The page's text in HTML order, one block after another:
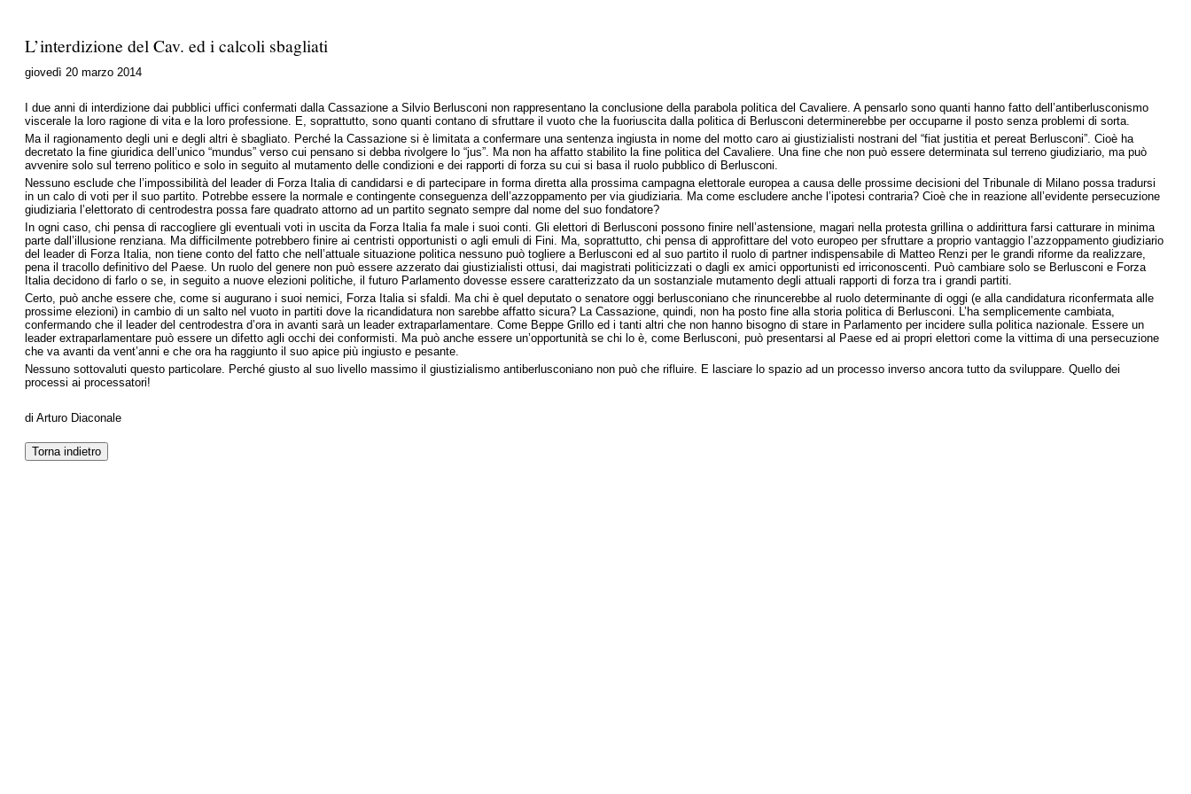
L’interdizione del Cav. ed i calcoli sbagliati
giovedì 20 marzo 2014
I due anni di interdizione dai pubblici uffici confermati dalla Cassazione a Silvio Berlusconi non rappresentano la conclusione della parabola politica del Cavaliere. A pensarlo sono quanti hanno fatto dell’antiberlusconismo
viscerale la loro ragione di vita e la loro professione. E, soprattutto, sono quanti contano di sfruttare il vuoto che la fuoriuscita dalla politica di Berlusconi determinerebbe per occuparne il posto senza problemi di sorta.
Ma il ragionamento degli uni e degli altri è sbagliato. Perché la Cassazione si è limitata a confermare una sentenza ingiusta in nome del motto caro ai giustizialisti nostrani del “fiat justitia et pereat Berlusconi”. Cioè ha
decretato la fine giuridica dell’unico “mundus” verso cui pensano si debba rivolgere lo “jus”. Ma non ha affatto stabilito la fine politica del Cavaliere. Una fine che non può essere determinata sul terreno giudiziario, ma può
avvenire solo sul terreno politico e solo in seguito al mutamento delle condizioni e dei rapporti di forza su cui si basa il ruolo pubblico di Berlusconi.
Nessuno esclude che l’impossibilità del leader di Forza Italia di candidarsi e di partecipare in forma diretta alla prossima campagna elettorale europea a causa delle prossime decisioni del Tribunale di Milano possa tradursi
in un calo di voti per il suo partito. Potrebbe essere la normale e contingente conseguenza dell’azzoppamento per via giudiziaria. Ma come escludere anche l’ipotesi contraria? Cioè che in reazione all’evidente persecuzione
giudiziaria l’elettorato di centrodestra possa fare quadrato attorno ad un partito segnato sempre dal nome del suo fondatore?
In ogni caso, chi pensa di raccogliere gli eventuali voti in uscita da Forza Italia fa male i suoi conti. Gli elettori di Berlusconi possono finire nell’astensione, magari nella protesta grillina o addirittura farsi catturare in minima
parte dall’illusione renziana. Ma difficilmente potrebbero finire ai centristi opportunisti o agli emuli di Fini. Ma, soprattutto, chi pensa di approfittare del voto europeo per sfruttare a proprio vantaggio l’azzoppamento giudiziario
del leader di Forza Italia, non tiene conto del fatto che nell’attuale situazione politica nessuno può togliere a Berlusconi ed al suo partito il ruolo di partner indispensabile di Matteo Renzi per le grandi riforme da realizzare,
pena il tracollo definitivo del Paese. Un ruolo del genere non può essere azzerato dai giustizialisti ottusi, dai magistrati politicizzati o dagli ex amici opportunisti ed irriconoscenti. Può cambiare solo se Berlusconi e Forza
Italia decidono di farlo o se, in seguito a nuove elezioni politiche, il futuro Parlamento dovesse essere caratterizzato da un sostanziale mutamento degli attuali rapporti di forza tra i grandi partiti.
Certo, può anche essere che, come si augurano i suoi nemici, Forza Italia si sfaldi. Ma chi è quel deputato o senatore oggi berlusconiano che rinuncerebbe al ruolo determinante di oggi (e alla candidatura riconfermata alle
prossime elezioni) in cambio di un salto nel vuoto in partiti dove la ricandidatura non sarebbe affatto sicura? La Cassazione, quindi, non ha posto fine alla storia politica di Berlusconi. L’ha semplicemente cambiata,
confermando che il leader del centrodestra d’ora in avanti sarà un leader extraparlamentare. Come Beppe Grillo ed i tanti altri che non hanno bisogno di stare in Parlamento per incidere sulla politica nazionale. Essere un
leader extraparlamentare può essere un difetto agli occhi dei conformisti. Ma può anche essere un’opportunità se chi lo è, come Berlusconi, può presentarsi al Paese ed ai propri elettori come la vittima di una persecuzione
che va avanti da vent’anni e che ora ha raggiunto il suo apice più ingiusto e pesante.
Nessuno sottovaluti questo particolare. Perché giusto al suo livello massimo il giustizialismo antiberlusconiano non può che rifluire. E lasciare lo spazio ad un processo inverso ancora tutto da sviluppare. Quello dei
processi ai processatori!
di Arturo Diaconale